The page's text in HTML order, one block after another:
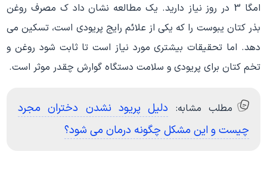
امگا 3 در روز نیاز دارید. یک مطالعه نشان داد ک مصرف روغن
بذر کتان یبوست را که یکی از علائم رایج پریودی است، تسکین می
دهد. اما تحقیقات بیشتری مورد نیاز است تا ثابت شود روغن و
تخم کتان برای پریودی و سلامت دستگاه گوارش چقدر موثر است.
مطلب مشابه: دلیل پریود نشدن دختران مجرد
چیست و این مشکل چگونه درمان می شود؟